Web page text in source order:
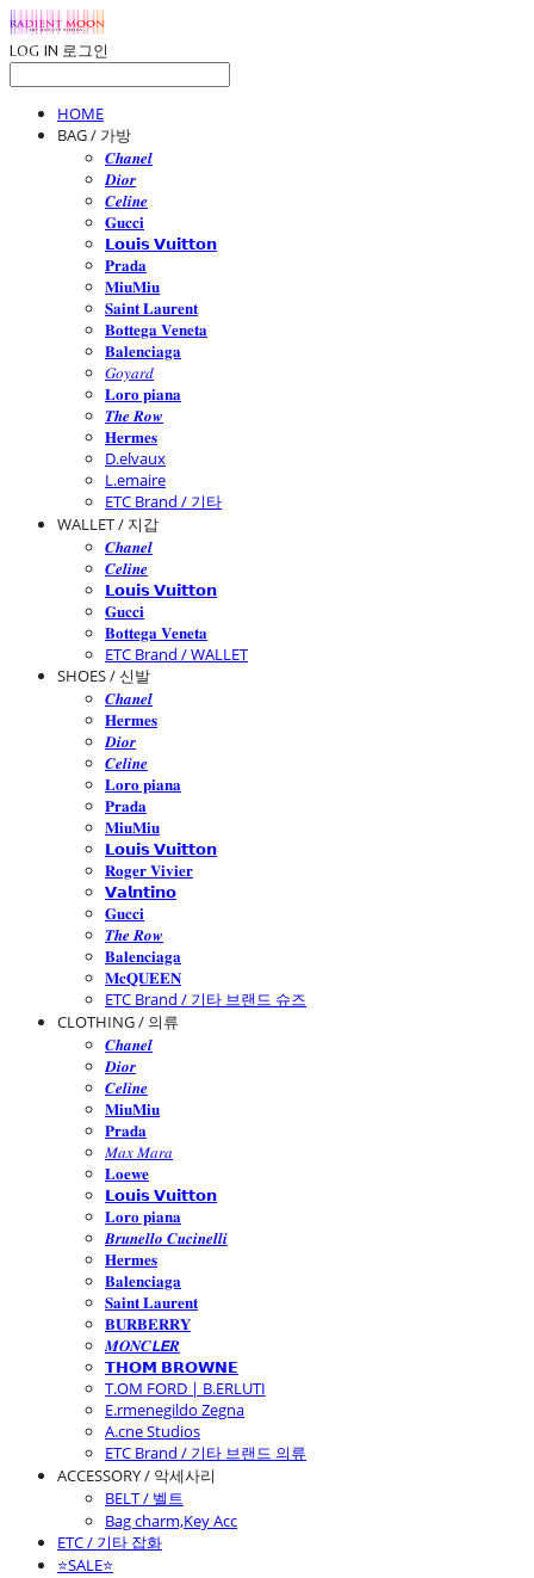
LOG IN 로그인
HOME
BAG / 가방
𝑪𝒉𝒂𝒏𝒆𝒍
𝑫𝒊𝒐𝒓
𝑪𝒆𝒍𝒊𝒏𝒆
𝐆𝐮𝐜𝐜𝐢
𝗟𝗼𝘂𝗶𝘀 𝗩𝘂𝗶𝘁𝘁𝗼𝗻
𝐏𝐫𝐚𝐝𝐚
𝐌𝐢𝐮𝐌𝐢𝐮
𝐒𝐚𝐢𝐧𝐭 𝐋𝐚𝐮𝐫𝐞𝐧𝐭
𝐁𝐨𝐭𝐭𝐞𝐠𝐚 𝐕𝐞𝐧𝐞𝐭𝐚
𝐁𝐚𝐥𝐞𝐧𝐜𝐢𝐚𝐠𝐚
𝐺𝑜𝑦𝑎𝑟𝑑
𝐋𝐨𝐫𝐨 𝐩𝐢𝐚𝐧𝐚
𝑻𝒉𝒆 𝑹𝒐𝒘
𝐇𝐞𝐫𝐦𝐞𝐬
D.elvaux
L.emaire
ETC Brand / 기타
WALLET / 지갑
𝑪𝒉𝒂𝒏𝒆𝒍
𝑪𝒆𝒍𝒊𝒏𝒆
𝗟𝗼𝘂𝗶𝘀 𝗩𝘂𝗶𝘁𝘁𝗼𝗻
𝐆𝐮𝐜𝐜𝐢
𝐁𝐨𝐭𝐭𝐞𝐠𝐚 𝐕𝐞𝐧𝐞𝐭𝐚
ETC Brand / WALLET
SHOES / 신발
𝑪𝒉𝒂𝒏𝒆𝒍
𝐇𝐞𝐫𝐦𝐞𝐬
𝑫𝒊𝒐𝒓
𝑪𝒆𝒍𝒊𝒏𝒆
𝐋𝐨𝐫𝐨 𝐩𝐢𝐚𝐧𝐚
𝐏𝐫𝐚𝐝𝐚
𝐌𝐢𝐮𝐌𝐢𝐮
𝗟𝗼𝘂𝗶𝘀 𝗩𝘂𝗶𝘁𝘁𝗼𝗻
𝐑𝐨𝐠𝐞𝐫 𝐕𝐢𝐯𝐢𝐞𝐫
𝗩𝗮𝗹𝗻𝘁𝗶𝗻𝗼
𝐆𝐮𝐜𝐜𝐢
𝑻𝒉𝒆 𝑹𝒐𝒘
𝐁𝐚𝐥𝐞𝐧𝐜𝐢𝐚𝐠𝐚
𝐌𝐜𝐐𝐔𝐄𝐄𝐍
ETC Brand / 기타 브랜드 슈즈
CLOTHING / 의류
𝑪𝒉𝒂𝒏𝒆𝒍
𝑫𝒊𝒐𝒓
𝑪𝒆𝒍𝒊𝒏𝒆
𝐌𝐢𝐮𝐌𝐢𝐮
𝐏𝐫𝐚𝐝𝐚
𝑀𝑎𝑥 𝑀𝑎𝑟𝑎
𝐋𝐨𝐞𝐰𝐞
𝗟𝗼𝘂𝗶𝘀 𝗩𝘂𝗶𝘁𝘁𝗼𝗻
𝐋𝐨𝐫𝐨 𝐩𝐢𝐚𝐧𝐚
𝑩𝒓𝒖𝒏𝒆𝒍𝒍𝒐 𝑪𝒖𝒄𝒊𝒏𝒆𝒍𝒍𝒊
𝐇𝐞𝐫𝐦𝐞𝐬
𝐁𝐚𝐥𝐞𝐧𝐜𝐢𝐚𝐠𝐚
𝐒𝐚𝐢𝐧𝐭 𝐋𝐚𝐮𝐫𝐞𝐧𝐭
𝐁𝐔𝐑𝐁𝐄𝐑𝐑𝐘
𝑴𝑶𝑵𝑪𝙇𝙀𝑹
𝗧𝗛𝗢𝗠 𝗕𝗥𝗢𝗪𝗡𝗘
T.OM FORD | B.ERLUTI
E.rmenegildo Zegna
A.cne Studios
ETC Brand / 기타 브랜드 의류
ACCESSORY / 악세사리
BELT / 벨트
Bag charm,Key Acc
ETC / 기타 잡화
⭐SALE⭐